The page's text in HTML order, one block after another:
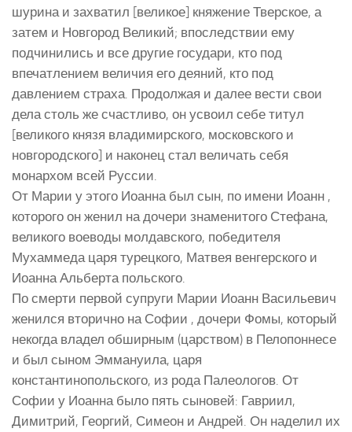
шурина и захватил [великое] княжение Тверское, а
затем и Новгород Великий; впоследствии ему
подчинились и все другие государи, кто под
впечатлением величия его деяний, кто под
давлением страха. Продолжая и далее вести свои
дела столь же счастливо, он усвоил себе титул
[великого князя владимирского, московского и
новгородского] и наконец стал величать себя
монархом всей Руссии.
От Марии у этого Иоанна был сын, по имени Иоанн ,
которого он женил на дочери знаменитого Стефана,
великого воеводы молдавского, победителя
Мухаммеда царя турецкого, Матвея венгерского и
Иоанна Альберта польского.
По смерти первой супруги Марии Иоанн Васильевич
женился вторично на Софии , дочери Фомы, который
некогда владел обширным (царством) в Пелопоннесе
и был сыном Эммануила, царя
константинопольского, из рода Палеологов. От
Софии у Иоанна было пять сыновей: Гавриил,
Димитрий, Георгий, Симеон и Андрей. Он наделил их